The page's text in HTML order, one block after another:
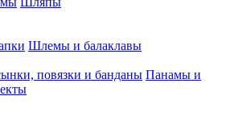
Шлемы и балаклавы
повязки и банданы Панамы и